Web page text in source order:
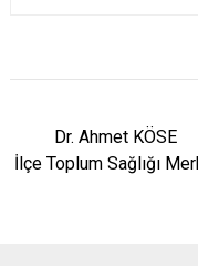
Dr. Ahmet KÖSE
İlçe Toplum Sağlığı